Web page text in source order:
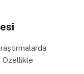
Özellikle